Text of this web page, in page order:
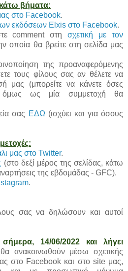
βήματα:
στο Facebook.
εκδόσεων Elxis στο Facebook.
comment στησχετική με τον
οποία θα βρείτε στη σελίδα μας
της προαναφερόμενης
τους φίλους σας αν θέλετε να
μας (μπορείτε να κάνετε όσες
όμως ως μία συμμετοχή θα
σας ΕΔΩ (ισχύει και για όσους
μας στο Twitter.
(στο δεξί μέρος της σελίδας, κάτω
της εβδομάδας - GFC).
.
σας να δηλώσουν και αυτοί
14/06/2022 και λήγει
θα ανακοινωθούν μέσω σχετικής
στο Facebook και στο site μας,